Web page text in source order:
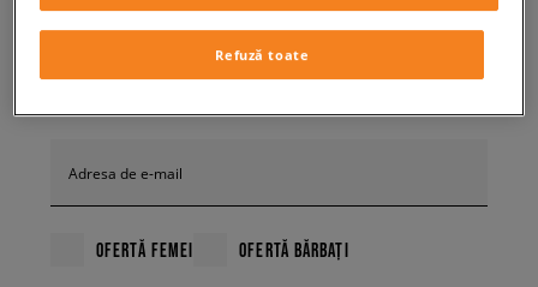
NEWSLETTER
Adresa de e-mail
OFERTĂ FEMEI OFERTĂ BĂRBAȚI
Refuză toate